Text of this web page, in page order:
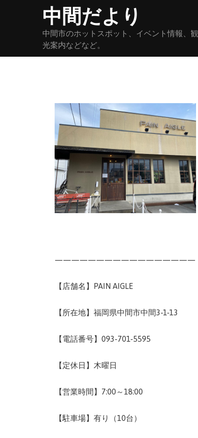
中間だより
中間市のホットスポット、イベント情報、観
光案内などなど。
—————————————————
【店舗名】PAIN AIGLE
【所在地】福岡県中間市中間3-1-13
【電話番号】093-701-5595
【定休日】木曜日
【営業時間】7:00～18:00
【駐車場】有り（10台）